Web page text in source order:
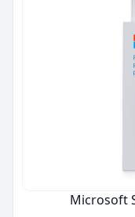
Microsoft